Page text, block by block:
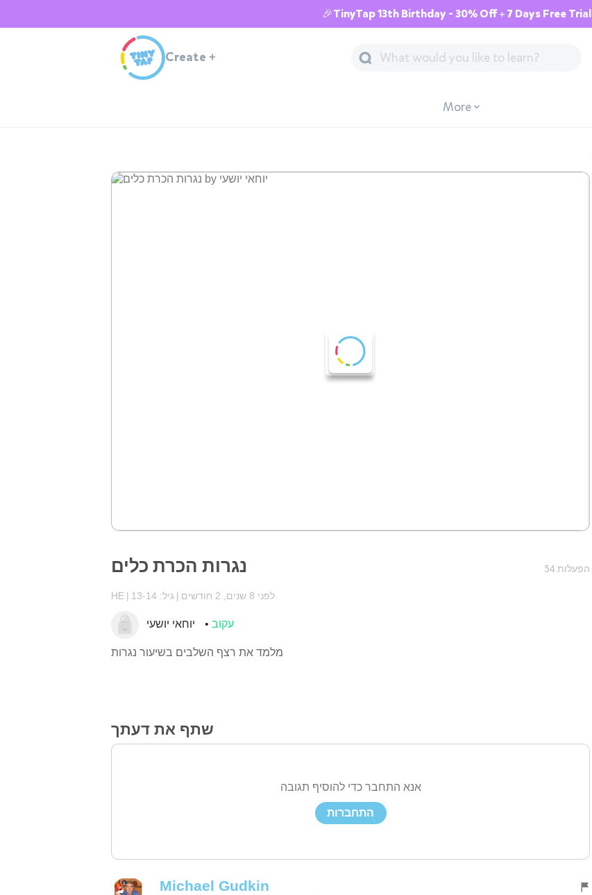
🎉TinyTap 13th Birthday - 30% Off + 7 Days Free Trial
Create +
More
נגרות הכרת כלים 54 הפעלות
HE גיל: 13-14 לפני 8 שנים, 2 חודשים
עקוב
מלמד את רצף השלבים בשיעור נגרות
שתף את דעתך
אנא התחבר כדי להוסיף תגובה
התחברות
Michael Gudkin